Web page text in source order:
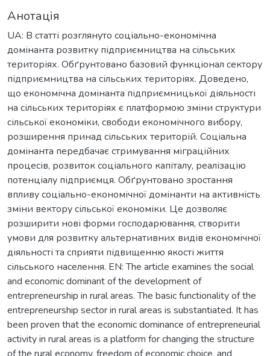
Анотація
UA: В статті розглянуто соціально-економічна
домінанта розвитку підприємництва на сільських
територіях. Обґрунтовано базовий функціонал сектору
підприємництва на сільських територіях. Доведено,
що економічна домінанта підприємницької діяльності
на сільських територіях є платформою зміни структури
сільської економіки, свободи економічного вибору,
розширення принад сільських територій. Соціальна
домінанта передбачає стримування міграційних
процесів, розвиток соціального капіталу, реалізацію
потенціалу підприємця. Обґрунтовано зростання
впливу соціально-економічної домінанти на активність
зміни вектору сільської економіки. Це дозволяє
розширити нові форми господарювання, створити
умови для розвитку альтернативних видів економічної
діяльності та сприяти підвищенню якості життя
сільського населення. EN: The article examines the social
and economic dominant of the development of
entrepreneurship in rural areas. The basic functionality of the
entrepreneurship sector in rural areas is substantiated. It has
been proven that the economic dominance of entrepreneurial
activity in rural areas is a platform for changing the structure